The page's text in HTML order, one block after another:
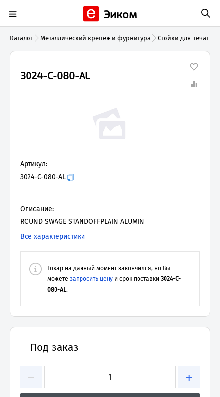
Эиком
Каталог Металлический крепеж и фурнитура Стойки для
3024-C-080-AL
Артикул:
3024-C-080-AL
Описание:
ROUND SWAGE STANDOFFPLAIN ALUMIN
Все характеристики
Товар на данный момент закончился, но Вы
можете запросить цену и срок поставки 3024-C-
080-AL.
Под заказ
− +